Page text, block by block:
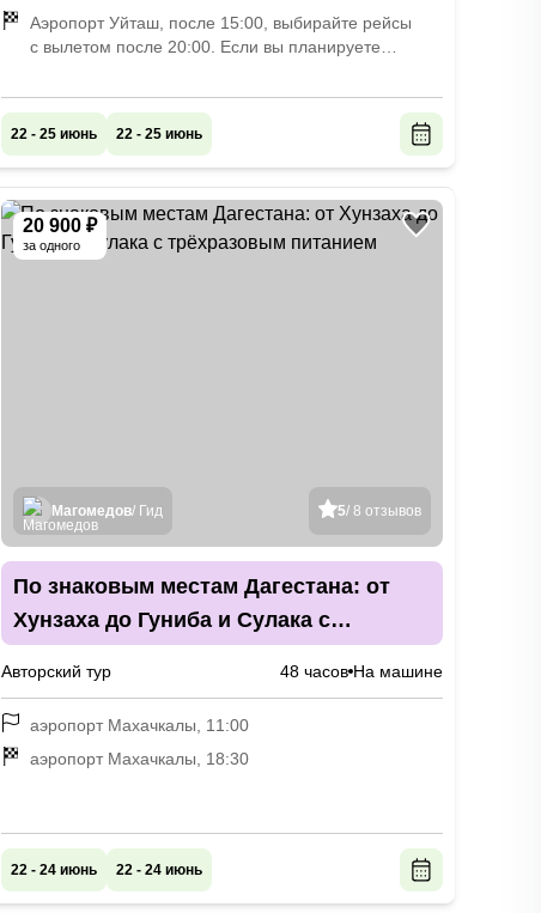
Аэропорт Уйташ, после 15:00, выбирайте рейсы
с вылетом после 20:00. Если вы планируете
в Махачкалу к автовокзалу «Южный», ул. Амет-
Хана Султана, 344.
22 - 25 июнь 22 - 25 июнь
20 900 ₽
за одного
5/ 8 отзывов
Магомедов/ Гид
По знаковым местам Дагестана: от
Хунзаха до Гуниба и Сулака с
Авторский тур 48 часов На машине
аэропорт Махачкалы, 11:00
аэропорт Махачкалы, 18:30
22 - 24 июнь 22 - 24 июнь